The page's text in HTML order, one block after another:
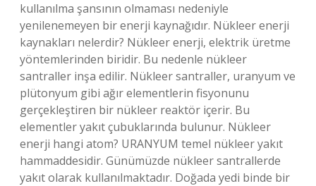
kullanılma şansının olmaması nedeniyle
yenilenemeyen bir enerji kaynağıdır. Nükleer enerji
kaynakları nelerdir? Nükleer enerji, elektrik üretme
yöntemlerinden biridir. Bu nedenle nükleer
santraller inşa edilir. Nükleer santraller, uranyum ve
plütonyum gibi ağır elementlerin fisyonunu
gerçekleştiren bir nükleer reaktör içerir. Bu
elementler yakıt çubuklarında bulunur. Nükleer
enerji hangi atom? URANYUM temel nükleer yakıt
hammaddesidir. Günümüzde nükleer santrallerde
yakıt olarak kullanılmaktadır. Doğada yedi binde bir